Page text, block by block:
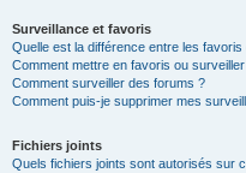
Surveillance et favoris
Quelle est la différence entre les
Comment mettre en favoris ou
Comment surveiller des forums ?
Comment puis-je supprimer mes
Fichiers joints
Quels fichiers joints sont autorisés sur